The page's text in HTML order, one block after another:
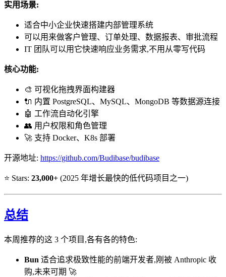
实用场景:
适合中小企业快速搭建内部管理系统
可以用来做客户管理、订单处理、数据报表、审批流程
IT 团队可以用它快速响应业务需求,不用从零写代码
核心功能:
🎨 可视化拖拽界面构建器
🔌 内置 PostgreSQL、MySQL、MongoDB 等数据源连接
🤖 工作流自动化引擎
👥 用户权限和角色管理
🚀 支持 Docker、K8s 部署
开源地址: https://github.com/Budibase/budibase
⭐ Stars: 23,000+ (2025 年增长最快的低代码项目之一)
总结
本周推荐的这 3 个项目,各有各的特色:
Bun 适合追求极致性能的前端开发者,刚被 Anthropic 收
购,未来可期 🚀